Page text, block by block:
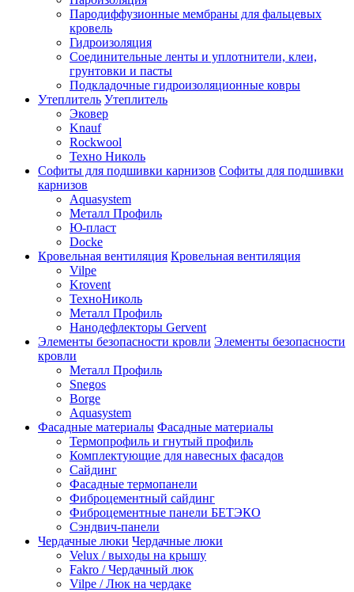
Пародиффузионные мембраны для фальцевых
кровель
Гидроизоляция
Соединительные ленты и уплотнители, клеи,
грунтовки и пасты
Подкладочные гидроизоляционные ковры
Утеплитель Утеплитель
Эковер
Knauf
Rockwool
Техно Николь
Софиты для подшивки карнизов Софиты для подшивки
карнизов
Aquasystem
Металл Профиль
Ю-пласт
Docke
Кровельная вентиляция Кровельная вентиляция
Vilpe
Krovent
ТехноНиколь
Металл Профиль
Нанодефлекторы Gervent
Элементы безопасности кровли Элементы безопасности
кровли
Металл Профиль
Snegos
Borge
Aquasystem
Фасадные материалы Фасадные материалы
Термопрофиль и гнутый профиль
Комплектующие для навесных фасадов
Сайдинг
Фасадные термопанели
Фиброцементный сайдинг
Фиброцементные панели БЕТЭКО
Сэндвич-панели
Чердачные люки Чердачные люки
Velux / выходы на крышу
Fakro / Чердачный люк
Vilpe / Люк на чердаке